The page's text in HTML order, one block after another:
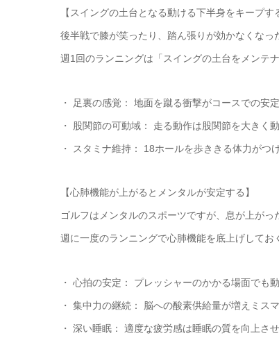
【スイングの土台となる動ける下半身をキープす
後半戦で膝が笑ったり、踏ん張りが効かなくなっ
週1回のランニングは「スイングの土台をメンテ
・ 足裏の感覚： 地面を蹴る衝撃がコースでの安
・ 股関節の可動域： 走る動作は股関節を大きく
・ スタミナ維持： 18ホールを歩ききる体力がつ
【心肺機能が上がるとメンタルが安定する】
ゴルフはメンタルのスポーツですが、息が上がっ
週に一度のランニングで心肺機能を底上げしてお
・ 心拍の安定： プレッシャーのかかる場面でも
・ 集中力の継続： 脳への酸素供給量が増えミス
・ 深い睡眠： 適度な疲労感は睡眠の質を向上さ